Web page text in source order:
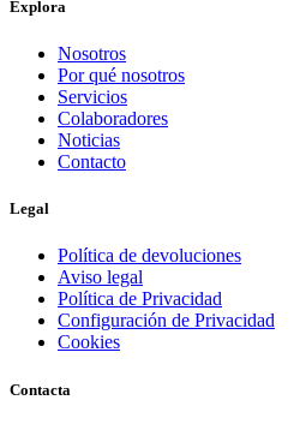
Explora
Nosotros
Por qué nosotros
Servicios
Colaboradores
Noticias
Contacto
Legal
Política de devoluciones
Aviso legal
Política de Privacidad
Configuración de Privacidad
Cookies
Contacta